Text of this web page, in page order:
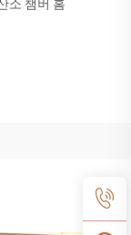
소 챔버 홈